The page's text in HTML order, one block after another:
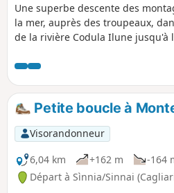
Une superbe descente des
la mer, auprès des troupeaux,
de la rivière Codula Ilune jusqu'à
menant au point de départ, ce
Petite boucle à
Visorandonneur
6,04 km
+162 m -164
Départ à Sìnnia/Sinnai